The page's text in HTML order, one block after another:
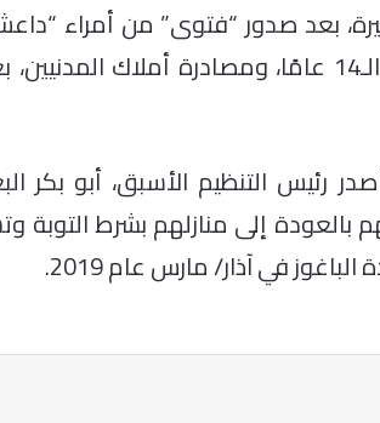
بعد صدور “فتوى” من أمراء
الذكور من أبناء المنطقة من الذين تجاوزوا الـ14 عامًا،
أنه في تشرين الثاني/ نوفمبر 2014، أصدر رئيس التنظيم
بالعودة إلى منازلهم بشرط التوبة
في آذار/ مارس عام 2019.